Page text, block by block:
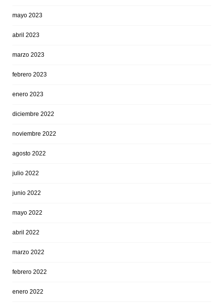
mayo 2023
abril 2023
marzo 2023
febrero 2023
enero 2023
diciembre 2022
noviembre 2022
agosto 2022
julio 2022
junio 2022
mayo 2022
abril 2022
marzo 2022
febrero 2022
enero 2022